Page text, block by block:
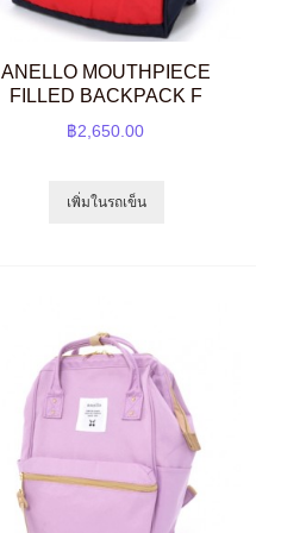
ANELLO MOUTHPIECE
FILLED BACKPACK F
฿2,650.00
เพิ่มในรถเข็น